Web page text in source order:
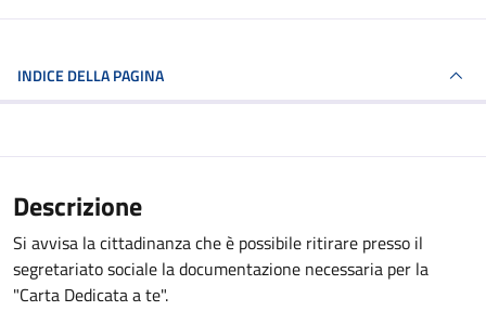
INDICE DELLA PAGINA
Descrizione
Si avvisa la cittadinanza che è possibile ritirare presso il
segretariato sociale la documentazione necessaria per la
"Carta Dedicata a te".